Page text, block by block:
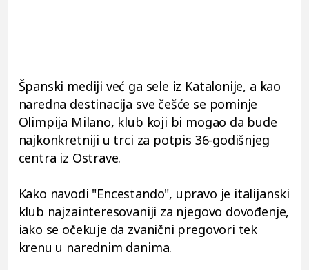
Španski mediji već ga sele iz Katalonije, a kao
naredna destinacija sve češće se pominje
Olimpija Milano, klub koji bi mogao da bude
najkonkretniji u trci za potpis 36-godišnjeg
centra iz Ostrave.
Kako navodi "Encestando", upravo je italijanski
klub najzainteresovaniji za njegovo dovođenje,
iako se očekuje da zvanični pregovori tek
krenu u narednim danima.